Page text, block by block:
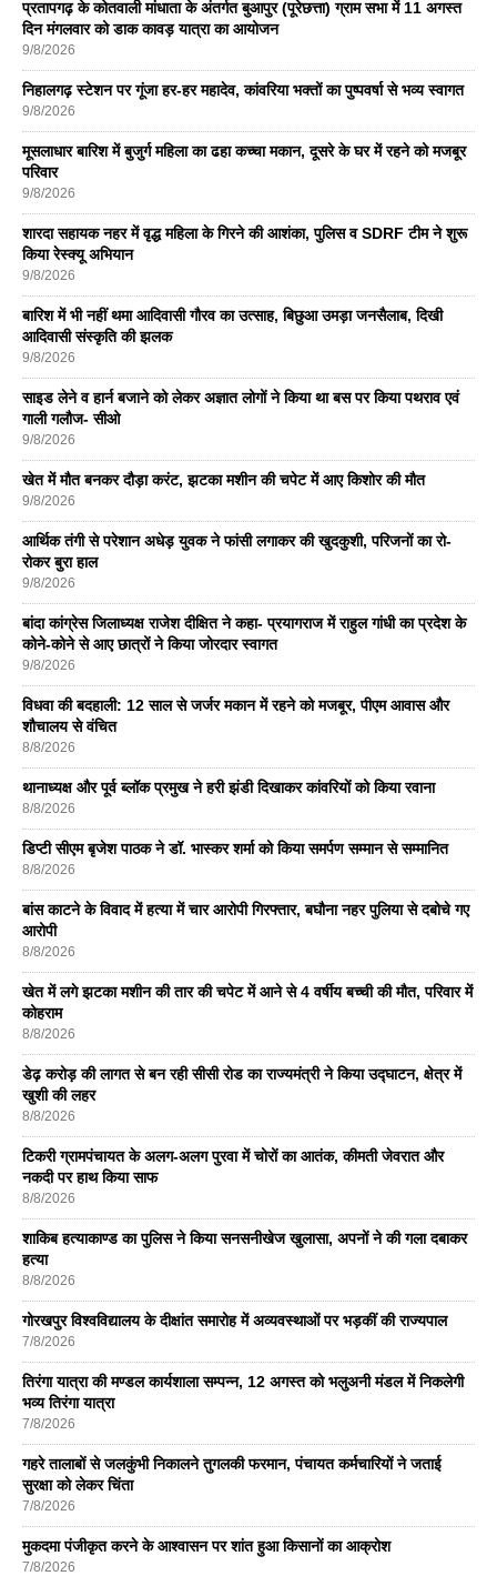
प्रतापगढ़ के कोतवाली मांधाता के अंतर्गत बुआपुर (पूरेछत्ता) ग्राम सभा में 11 अगस्त
दिन मंगलवार को डाक कावड़ यात्रा का आयोजन
9/8/2026
निहालगढ़ स्टेशन पर गूंजा हर-हर महादेव, कांवरिया भक्तों का पुष्पवर्षा से भव्य स्वागत
9/8/2026
मूसलाधार बारिश में बुजुर्ग महिला का ढहा कच्चा मकान, दूसरे के घर में रहने को मजबूर
परिवार
9/8/2026
शारदा सहायक नहर में वृद्ध महिला के गिरने की आशंका, पुलिस व SDRF टीम ने शुरू
किया रेस्क्यू अभियान
9/8/2026
बारिश में भी नहीं थमा आदिवासी गौरव का उत्साह, बिछुआ उमड़ा जनसैलाब, दिखी
आदिवासी संस्कृति की झलक
9/8/2026
साइड लेने व हार्न बजाने को लेकर अज्ञात लोगों ने किया था बस पर किया पथराव एवं
गाली गलौज- सीओ
9/8/2026
खेत में मौत बनकर दौड़ा करंट, झटका मशीन की चपेट में आए किशोर की मौत
9/8/2026
आर्थिक तंगी से परेशान अधेड़ युवक ने फांसी लगाकर की खुदकुशी, परिजनों का रो-
रोकर बुरा हाल
9/8/2026
बांदा कांग्रेस जिलाध्यक्ष राजेश दीक्षित ने कहा- प्रयागराज में राहुल गांधी का प्रदेश के
कोने-कोने से आए छात्रों ने किया जोरदार स्वागत
9/8/2026
विधवा की बदहाली: 12 साल से जर्जर मकान में रहने को मजबूर, पीएम आवास और
शौचालय से वंचित
8/8/2026
थानाध्यक्ष और पूर्व ब्लॉक प्रमुख ने हरी झंडी दिखाकर कांवरियों को किया रवाना
8/8/2026
डिप्टी सीएम बृजेश पाठक ने डॉ. भास्कर शर्मा को किया समर्पण सम्मान से सम्मानित
8/8/2026
बांस काटने के विवाद में हत्या में चार आरोपी गिरफ्तार, बघौना नहर पुलिया से दबोचे गए
आरोपी
8/8/2026
खेत में लगे झटका मशीन की तार की चपेट में आने से 4 वर्षीय बच्ची की मौत, परिवार में
कोहराम
8/8/2026
डेढ़ करोड़ की लागत से बन रही सीसी रोड का राज्यमंत्री ने किया उद्घाटन, क्षेत्र में
खुशी की लहर
8/8/2026
टिकरी ग्रामपंचायत के अलग-अलग पुरवा में चोरों का आतंक, कीमती जेवरात और
नकदी पर हाथ किया साफ
8/8/2026
शाकिब हत्याकाण्ड का पुलिस ने किया सनसनीखेज खुलासा, अपनों ने की गला दबाकर
हत्या
8/8/2026
गोरखपुर विश्वविद्यालय के दीक्षांत समारोह में अव्यवस्थाओं पर भड़कीं की राज्यपाल
7/8/2026
तिरंगा यात्रा की मण्डल कार्यशाला सम्पन्न, 12 अगस्त को भलुअनी मंडल में निकलेगी
भव्य तिरंगा यात्रा
7/8/2026
गहरे तालाबों से जलकुंभी निकालने तुगलकी फरमान, पंचायत कर्मचारियों ने जताई
सुरक्षा को लेकर चिंता
7/8/2026
मुकदमा पंजीकृत करने के आश्वासन पर शांत हुआ किसानों का आक्रोश
7/8/2026